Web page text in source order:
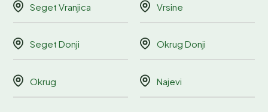
Seget Vranjica Vrsine
Seget Donji Okrug Donji
Okrug Najevi